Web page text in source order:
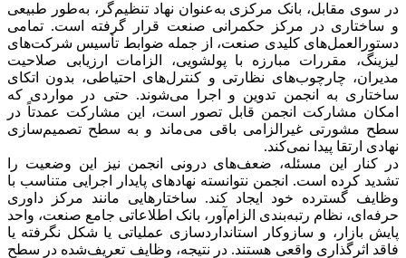
در سوی مقابل، بانک مرکزی به‌عنوان نهاد تنظیم‌گر، به‌طور طبیعی
و ساختاری در مرکز حکمرانی صنعت قرار گرفته است. تمامی
دستورالعمل‌های کلیدی صنعت، از جمله ضوابط تأسیس شرکت‌های
لیزینگ، مقررات مبارزه با پولشویی، الزامات ارزیابی صلاحیت
مدیران، چارچوب‌های نظارتی و کنترل‌های احتیاطی، بدون اتکای
ساختاری به انجمن تدوین و اجرا می‌شوند. حتی در مواردی که
امکان مشارکت انجمن قابل تصور است، این مشارکت عمدتاً در
سطح مشورتی غیرالزامی باقی می‌ماند و به سطح تصمیم‌سازی
نهادی ارتقا پیدا نمی‌کند.
در کنار این مسئله، ضعف‌های درونی انجمن نیز این وضعیت را
تشدید کرده است. انجمن نتوانسته نهادهای پایدار اجرایی متناسب با
وظایف گسترده خود ایجاد کند. ساختارهایی مانند مرکز داوری
حرفه‌ای، نظام رتبه‌بندی الزام‌آور، بانک اطلاعاتی جامع صنعت، واحد
پایش بازار، و سازوکار استانداردسازی عملیاتی یا شکل نگرفته یا
فاقد اثرگذاری واقعی هستند. در نتیجه، وظایف تعریف‌شده در سطح